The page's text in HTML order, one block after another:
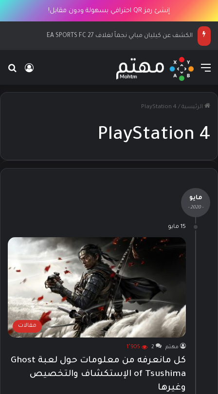
إنشئ رمز QR احترافي بسهولة ودون مقابل!
الكشف عن كيليان مبابي نجماً لغلاف EA SPORTS FC 27
القائمة
الرئيسية /
PlayStation 4
PlayStation 4
مايو
- 2020 -
15 مايو
مقالات
مهتم 2 1٬905
كل مانعرفه من معلومات حول لعبة Ghost
of Tsushima الإستكشاف والتخصيص
وغيرها